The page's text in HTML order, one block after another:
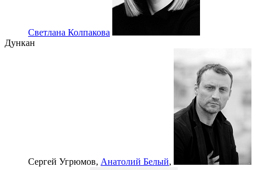
Светлана Колпакова
Дункан
Сергей Угрюмов, Анатолий Белый,